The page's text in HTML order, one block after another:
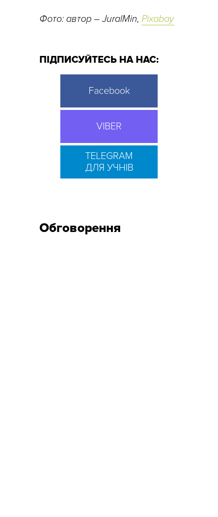
Фото: автор – JuralMin, Pixabay
ПІДПИСУЙТЕСЬ НА НАС:
Facebook
VIBER
TELEGRAM
ДЛЯ УЧНІВ
Обговорення